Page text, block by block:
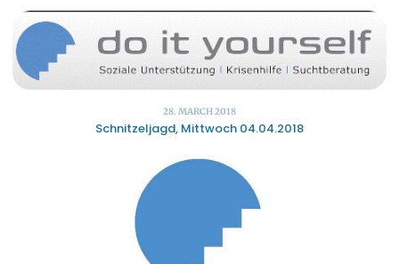
28. MARCH 2018
Schnitzeljagd, Mittwoch 04.04.2018